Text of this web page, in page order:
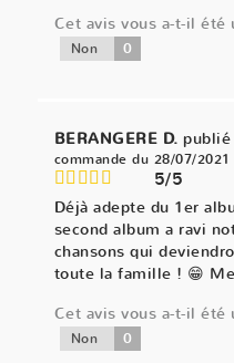
Cet avis vous a-t-il été
Non 0
BERANGERE D.publié
commande du 28/07/2021
5/5
Déjà adepte du 1er
second album a ravi
chansons qui
toute la famille ! 😁
Cet avis vous a-t-il été
Non 0